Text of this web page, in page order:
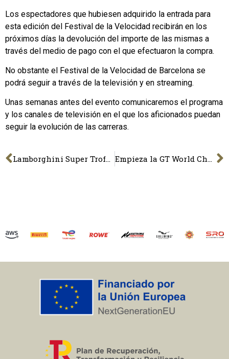
Los espectadores que hubiesen adquirido la entrada para
esta edición del Festival de la Velocidad recibirán en los
próximos días la devolución del importe de las mismas a
través del medio de pago con el que efectuaron la compra.
No obstante el Festival de la Velocidad de Barcelona se
podrá seguir a través de la televisión y en streaming.
Unas semanas antes del evento comunicaremos el programa
y los canales de televisión en el que los aficionados puedan
seguir la evolución de las carreras.
Lamborghini Super Trofeo, la mejor monomarca de Europa Empieza la GT World Challenge Europe